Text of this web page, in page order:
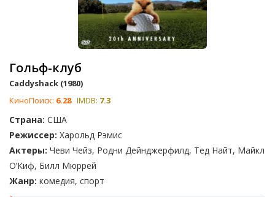
Не упустите шанс пересмотреть эти шедевры комедии,
голосовать за понравившиеся фильмы и делиться выбором
с другими фанатами! В нашем списке спортивных комедий
каждый найдет что-то для себя — будь то юмор в стиле
Гольф-клуб
Caddyshack (1980)
КиноПоиск: 6.28 IMDB: 7.3
Страна: США
Режиссер: Харольд Рэмис
Актеры: Чеви Чейз, Родни Дейнджерфилд, Тед Найт, Майкл
О’Киф, Билл Мюррей
Жанр: комедия, спорт